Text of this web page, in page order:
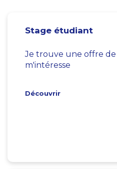
Stage étudiant
Je trouve une offre
m'intéresse
Découvrir